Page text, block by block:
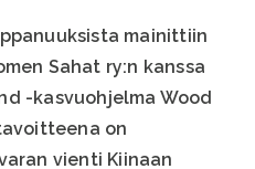
mainittiin
Sahat ry:n kanssa
-kasvuohjelma Wood
on
vienti Kiinaan